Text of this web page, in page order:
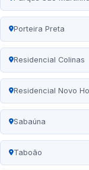
Porteira Preta
Residencial Colinas
Residencial Novo
Sabaúna
Taboão